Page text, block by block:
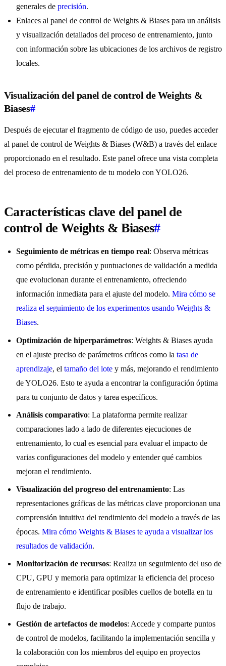
generales de precisión.
Enlaces al panel de control de Weights & Biases para un análisis
y visualización detallados del proceso de entrenamiento, junto
con información sobre las ubicaciones de los archivos de registro
locales.
Visualización del panel de control de Weights &
Biases#
Después de ejecutar el fragmento de código de uso, puedes acceder
al panel de control de Weights & Biases (W&B) a través del enlace
proporcionado en el resultado. Este panel ofrece una vista completa
del proceso de entrenamiento de tu modelo con YOLO26.
Características clave del panel de
control de Weights & Biases#
Seguimiento de métricas en tiempo real: Observa métricas
como pérdida, precisión y puntuaciones de validación a medida
que evolucionan durante el entrenamiento, ofreciendo
información inmediata para el ajuste del modelo. Mira cómo se
realiza el seguimiento de los experimentos usando Weights &
Biases.
Optimización de hiperparámetros: Weights & Biases ayuda
en el ajuste preciso de parámetros críticos como la tasa de
aprendizaje, el tamaño del lote y más, mejorando el rendimiento
de YOLO26. Esto te ayuda a encontrar la configuración óptima
para tu conjunto de datos y tarea específicos.
Análisis comparativo: La plataforma permite realizar
comparaciones lado a lado de diferentes ejecuciones de
entrenamiento, lo cual es esencial para evaluar el impacto de
varias configuraciones del modelo y entender qué cambios
mejoran el rendimiento.
Visualización del progreso del entrenamiento: Las
representaciones gráficas de las métricas clave proporcionan una
comprensión intuitiva del rendimiento del modelo a través de las
épocas. Mira cómo Weights & Biases te ayuda a visualizar los
resultados de validación.
Monitorización de recursos: Realiza un seguimiento del uso de
CPU, GPU y memoria para optimizar la eficiencia del proceso
de entrenamiento e identificar posibles cuellos de botella en tu
flujo de trabajo.
Gestión de artefactos de modelos: Accede y comparte puntos
de control de modelos, facilitando la implementación sencilla y
la colaboración con los miembros del equipo en proyectos